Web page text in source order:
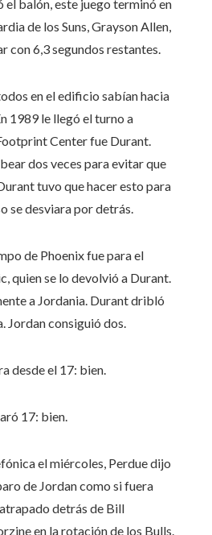
el balón, este juego terminó en
de los Suns, Grayson Allen,
con 6,3 segundos restantes.
en el edificio sabían hacia
1989 le llegó el turno a
Center fue Durant.
dos veces para evitar que
tuvo que hacer esto para
se desviara por detrás.
de Phoenix fue para el
quien se lo devolvió a Durant.
a Jordania. Durant dribló
Jordan consiguió dos.
desde el 17: bien.
17: bien.
el miércoles, Perdue dijo
de Jordan como si fuera
detrás de Bill
en la rotación de los Bulls.